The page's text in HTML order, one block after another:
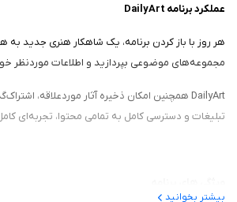
عملکرد برنامه DailyArt
هر روز با باز کردن برنامه، یک شاهکار هنری جدید به
مجموعه‌های موضوعی بپردازید و اطلاعات موردنظر خود را به‌سرعت پیدا کنید. این برنامه از ۲۳ زبان مختلف
تبلیغات و دسترسی کامل به تمامی محتوا، تجربه‌ای
بیشتر بخوانید